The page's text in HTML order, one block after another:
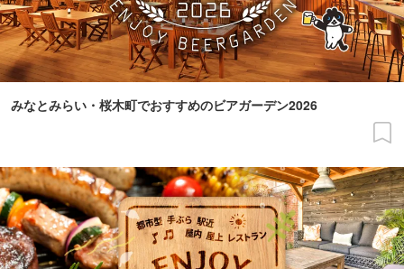
みなとみらい・桜木町でおすすめのビアガーデン2026